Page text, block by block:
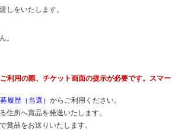
しをいたします。
。
利用の際、チケット画面の提示が必要です。スマ
履歴（当選） からご利用ください。
住所へ賞品を発送いたします。
賞品をお送りいたします。